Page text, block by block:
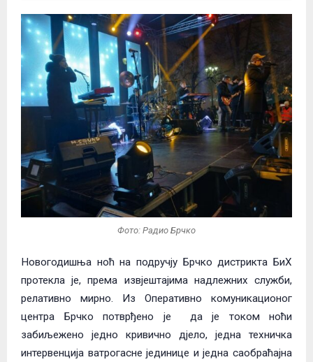
Фото: Радио Брчко
Новогодишња ноћ на подручју Брчко дистрикта БиХ
протекла је, према извјештајима надлежних служби,
релативно мирно. Из Оперативно комуникационог
центра Брчко потврђено је да је током ноћи
забиљежено једно кривично дјело, једна техничка
интервенција ватрогасне јединице и једна саобраћајна